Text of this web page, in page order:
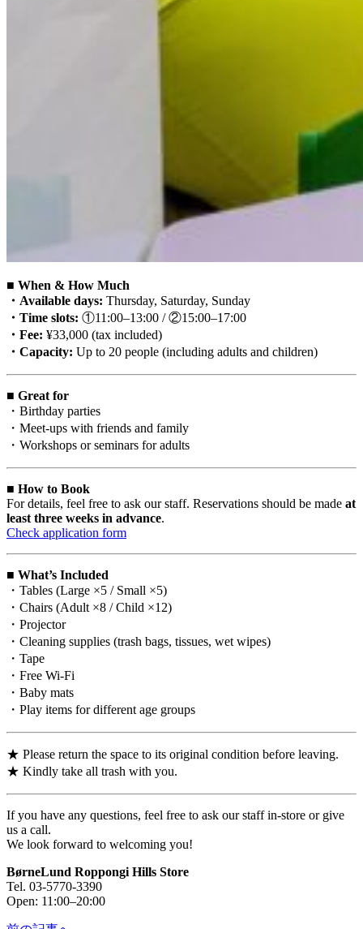
■ When & How Much
・Available days: Thursday, Saturday, Sunday
・Time slots: ①11:00–13:00 / ②15:00–17:00
・Fee: ¥33,000 (tax included)
・Capacity: Up to 20 people (including adults and children)
■ Great for
・Birthday parties
・Meet-ups with friends and family
・Workshops or seminars for adults
■ How to Book
For details, feel free to ask our staff. Reservations should be made at
least three weeks in advance.
Check application form
■ What’s Included
・Tables (Large ×5 / Small ×5)
・Chairs (Adult ×8 / Child ×12)
・Projector
・Cleaning supplies (trash bags, tissues, wet wipes)
・Tape
・Free Wi-Fi
・Baby mats
・Play items for different age groups
★ Please return the space to its original condition before leaving.
★ Kindly take all trash with you.
If you have any questions, feel free to ask our staff in-store or give
us a call.
We look forward to welcoming you!
BørneLund Roppongi Hills Store
Tel. 03-5770-3390
Open: 11:00–20:00